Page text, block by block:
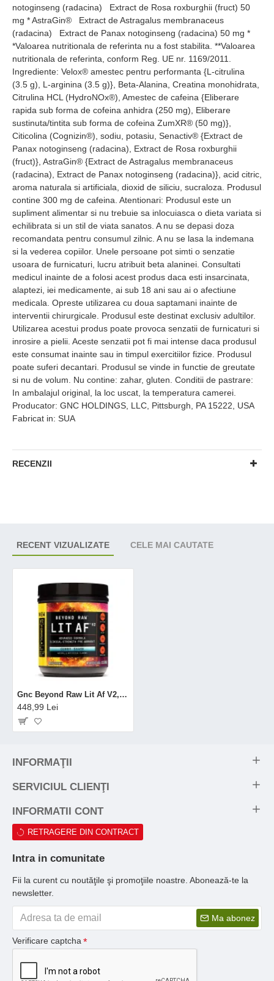
notoginseng (radacina) Extract de Rosa roxburghii (fruct) 50
mg * AstraGin® Extract de Astragalus membranaceus
(radacina) Extract de Panax notoginseng (radacina) 50 mg *
*Valoarea nutritionala de referinta nu a fost stabilita. **Valoarea
nutritionala de referinta, conform Reg. UE nr. 1169/2011.
Ingrediente: Velox® amestec pentru performanta {L-citrulina
(3.5 g), L-arginina (3.5 g)}, Beta-Alanina, Creatina monohidrata,
Citrulina HCL (HydroNOx®), Amestec de cafeina {Eliberare
rapida sub forma de cofeina anhidra (250 mg), Eliberare
sustinuta/tintita sub forma de cofeina ZumXR® (50 mg)},
Citicolina (Cognizin®), sodiu, potasiu, Senactiv® {Extract de
Panax notoginseng (radacina), Extract de Rosa roxburghii
(fruct)}, AstraGin® {Extract de Astragalus membranaceus
(radacina), Extract de Panax notoginseng (radacina)}, acid citric,
aroma naturala si artificiala, dioxid de siliciu, sucraloza. Produsul
contine 300 mg de cafeina. Atentionari: Produsul este un
supliment alimentar si nu trebuie sa inlocuiasca o dieta variata si
echilibrata si un stil de viata sanatos. A nu se depasi doza
recomandata pentru consumul zilnic. A nu se lasa la indemana
si la vederea copiilor. Unele persoane pot simti o senzatie
usoara de furnicaturi, lucru atribuit beta alaninei. Consultati
medicul inainte de a folosi acest produs daca esti insarcinata,
alaptezi, iei medicamente, ai sub 18 ani sau ai o afectiune
medicala. Opreste utilizarea cu doua saptamani inainte de
interventii chirurgicale. Produsul este destinat exclusiv adultilor.
Utilizarea acestui produs poate provoca senzatii de furnicaturi si
inrosire a pielii. Aceste senzatii pot fi mai intense daca produsul
este consumat inainte sau in timpul exercitiilor fizice. Produsul
poate suferi decantari. Produsul se vinde in functie de greutate
si nu de volum. Nu contine: zahar, gluten. Conditii de pastrare:
In ambalajul original, la loc uscat, la temperatura camerei.
Producator: GNC HOLDINGS, LLC, Pittsburgh, PA 15222, USA
Fabricat in: SUA
RECENZII
RECENT VIZUALIZATE CELE MAI CAUTATE
Gnc Beyond Raw Lit Af V2, Formula Avansata De Pre-workout, Cu Aroma De Gummy Shark, 430 G
448,99 Lei
INFORMAŢII
SERVICIUL CLIENŢI
INFORMATII CONT
RETRAGERE DIN CONTRACT
Intra in comunitate
Fii la curent cu noutăţile şi promoţiile noastre. Abonează-te la
newsletter.
Ma abonez
Verificare captcha